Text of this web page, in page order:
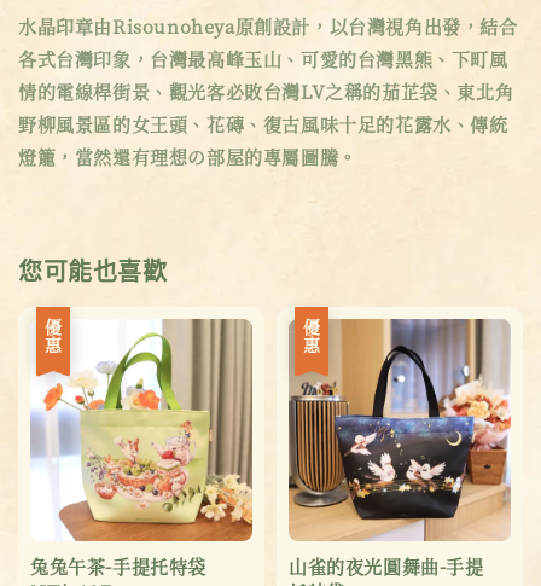
水晶印章由Risounoheya原創設計，以台灣視角出發，結合
各式台灣印象，台灣最高峰玉山、可愛的台灣黑熊、下町風
情的電線桿街景、觀光客必敗台灣LV之稱的茄芷袋、東北角
野柳風景區的女王頭、花磚、復古風味十足的花露水、傳統
燈籠，當然還有理想の部屋的專屬圖騰。
您可能也喜歡
優惠
兔兔午茶-手提托特袋
優惠
山雀的夜光圓舞曲-手提